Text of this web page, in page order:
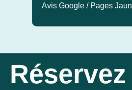
Avis Google / Pages